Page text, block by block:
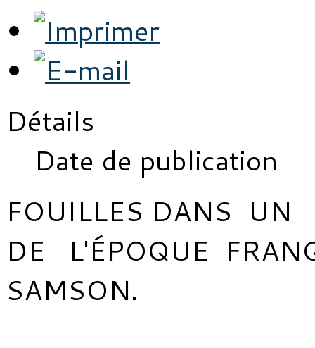
Détails
Date de publication
FOUILLES DANS UN
DE L'ÉPOQUE
SAMSON.